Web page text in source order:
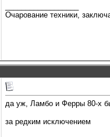
Очарование техники,
да уж, Ламбо и Ферры 80-х
за редким исключением